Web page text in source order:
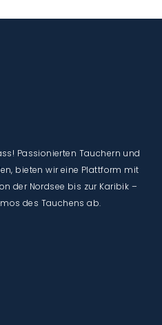
Passionierten Tauchern und
bieten wir eine Plattform mit
der Nordsee bis zur Karibik –
des Tauchens ab.